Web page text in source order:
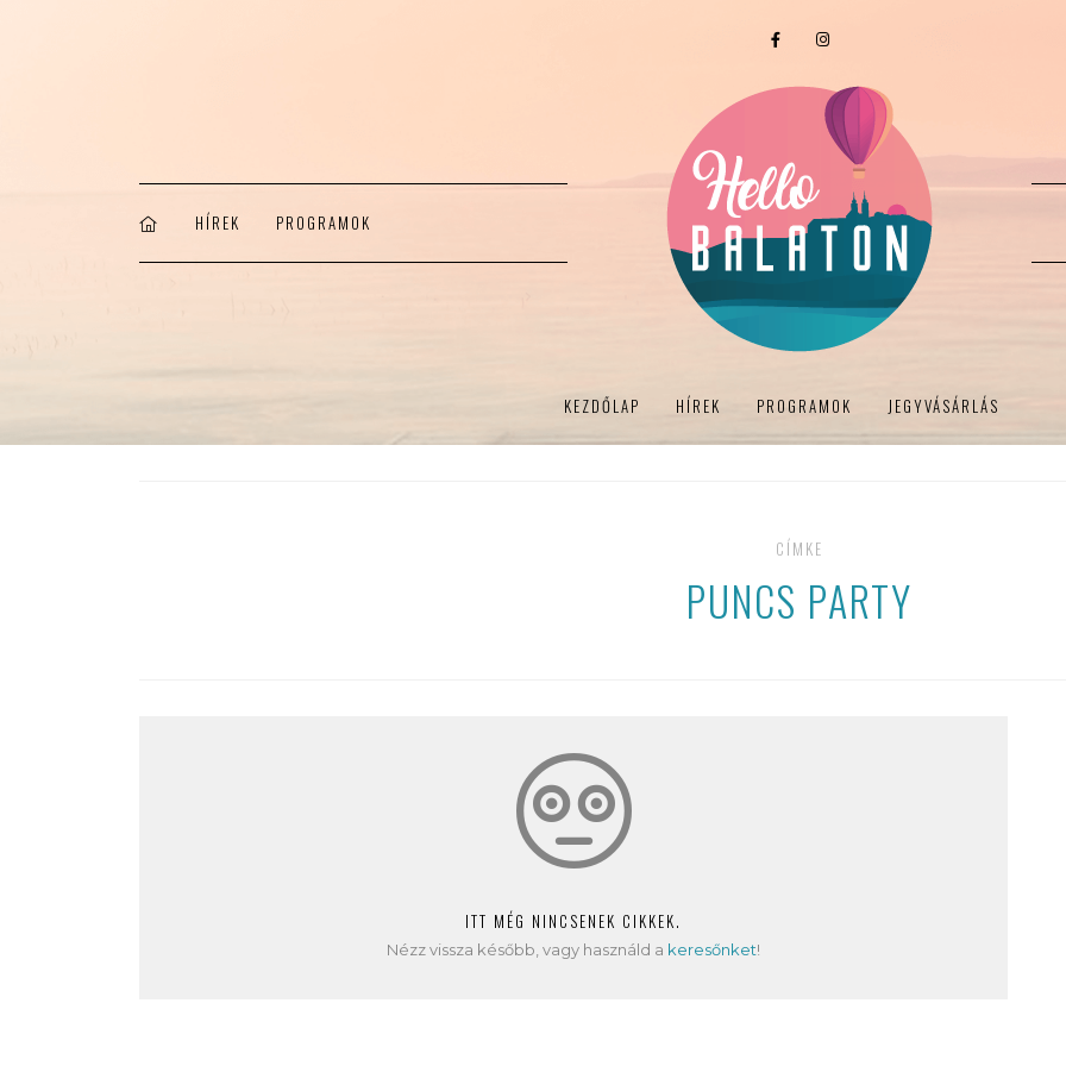
HÍREK PROGRAMOK
KEZDŐLAP HÍREK PROGRAMOK JEGYVÁSÁRLÁS
CÍMKE
PUNCS PARTY
ITT MÉG NINCSENEK CIKKEK.
Nézz vissza később, vagy használd a keresőnket!